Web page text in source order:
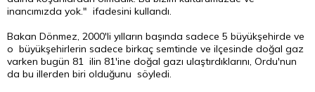
inancımızda yok." ifadesini kullandı.
Bakan Dönmez, 2000'li yılların başında sadece 5 büyükşehirde ve
o büyükşehirlerin sadece birkaç semtinde ve ilçesinde doğal gaz
varken bugün 81 ilin 81'ine doğal gazı ulaştırdıklarını, Ordu'nun
da bu illerden biri olduğunu söyledi.